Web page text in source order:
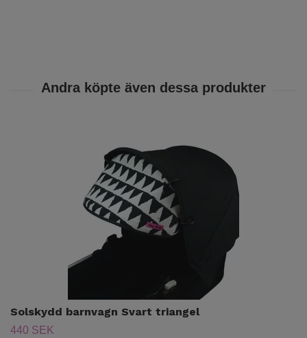
Solskydd barnvagn Svart triangel
440 SEK